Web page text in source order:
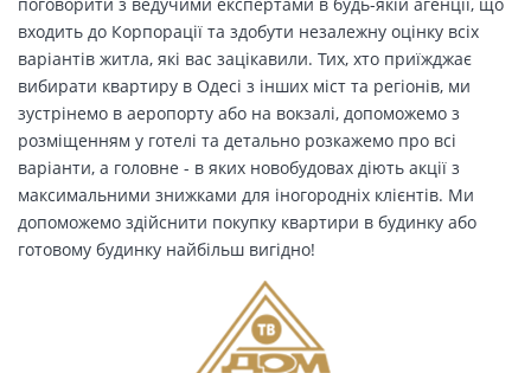
входить до Корпорації та здобути незалежну оцінку всіх
варіантів житла, які вас зацікавили. Тих, хто приїжджає
вибирати квартиру в Одесі з інших міст та регіонів, ми
зустрінемо в аеропорту або на вокзалі, допоможемо з
розміщенням у готелі та детально розкажемо про всі
варіанти, а головне - в яких новобудовах діють акції з
максимальними знижками для іногородніх клієнтів. Ми
допоможемо здійснити покупку квартири в будинку або
готовому будинку найбільш вигідно!